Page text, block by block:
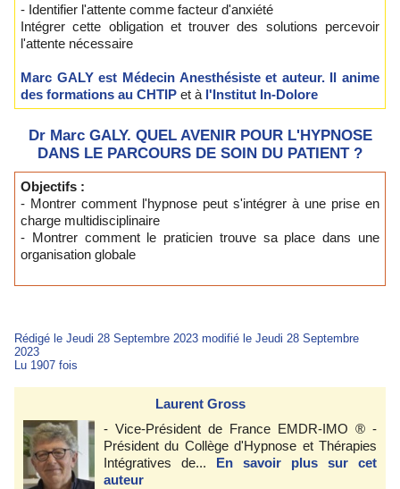
- Identifier l'attente comme facteur d'anxiété
Intégrer cette obligation et trouver des solutions percevoir
l'attente nécessaire
Marc GALY est Médecin Anesthésiste et auteur. Il anime
des formations au CHTIP et à l'Institut In-Dolore
Dr Marc GALY. QUEL AVENIR POUR L'HYPNOSE
DANS LE PARCOURS DE SOIN DU PATIENT ?
Objectifs :
- Montrer comment l'hypnose peut s'intégrer à une prise en
charge multidisciplinaire
- Montrer comment le praticien trouve sa place dans une
organisation globale
Rédigé le Jeudi 28 Septembre 2023 modifié le Jeudi 28 Septembre
2023
Lu 1907 fois
Laurent Gross
- Vice-Président de France EMDR-IMO ® -
Président du Collège d'Hypnose et Thérapies
Intégratives de... En savoir plus sur cet
auteur